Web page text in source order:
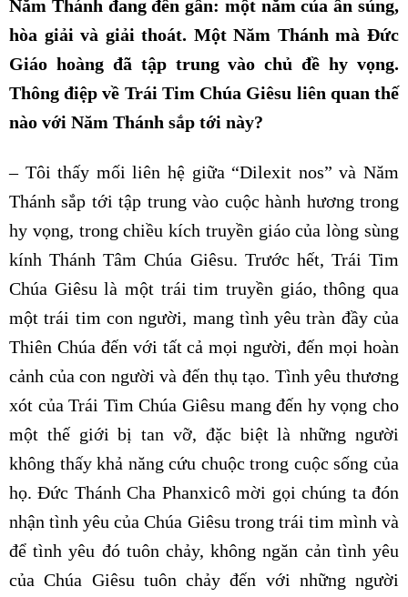
Năm Thánh đang đến gần: một năm của ân sủng,
hòa giải và giải thoát. Một Năm Thánh mà Đức
Giáo hoàng đã tập trung vào chủ đề hy vọng.
Thông điệp về Trái Tim Chúa Giêsu liên quan thế
nào với Năm Thánh sắp tới này?
– Tôi thấy mối liên hệ giữa “Dilexit nos” và Năm
Thánh sắp tới tập trung vào cuộc hành hương trong
hy vọng, trong chiều kích truyền giáo của lòng sùng
kính Thánh Tâm Chúa Giêsu. Trước hết, Trái Tim
Chúa Giêsu là một trái tim truyền giáo, thông qua
một trái tim con người, mang tình yêu tràn đầy của
Thiên Chúa đến với tất cả mọi người, đến mọi hoàn
cảnh của con người và đến thụ tạo. Tình yêu thương
xót của Trái Tim Chúa Giêsu mang đến hy vọng cho
một thế giới bị tan vỡ, đặc biệt là những người
không thấy khả năng cứu chuộc trong cuộc sống của
họ. Đức Thánh Cha Phanxicô mời gọi chúng ta đón
nhận tình yêu của Chúa Giêsu trong trái tim mình và
để tình yêu đó tuôn chảy, không ngăn cản tình yêu
của Chúa Giêsu tuôn chảy đến với những người